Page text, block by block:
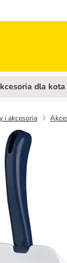
menudla kota
i akcesoria